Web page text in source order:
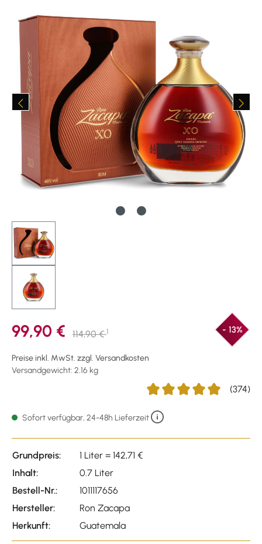
99,90 € 114,90 €1 - 13%
Preise inkl. MwSt. zzgl. Versandkosten
Versandgewicht: 2.16 kg
(374)
Sofort verfügbar, 24-48h Lieferzeit
Grundpreis:
1 Liter = 142,71 €
Inhalt:
0.7 Liter
Bestell-Nr.:
1011117656
Hersteller:
Ron Zacapa
Herkunft:
Guatemala